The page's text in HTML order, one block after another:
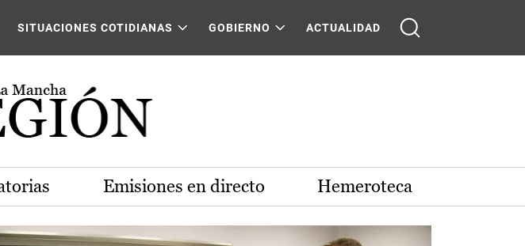
SITUACIONES COTIDIANAS GOBIERNO ACTUALIDAD
Emisiones en directo Hemeroteca